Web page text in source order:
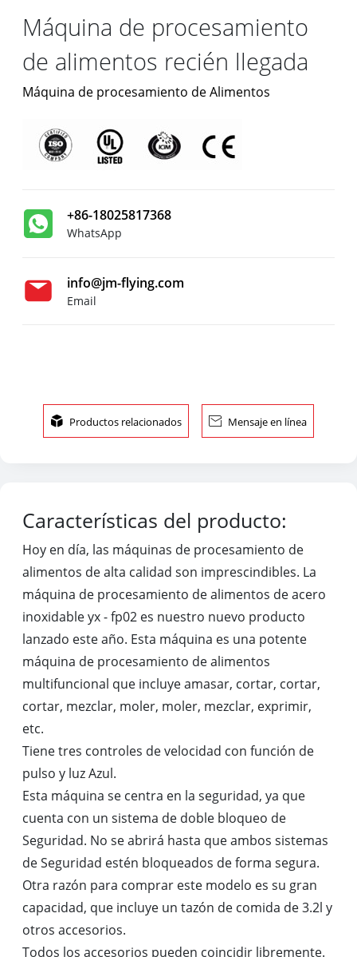
Máquina de procesamiento
de alimentos recién llegada
Máquina de procesamiento de Alimentos
+86-18025817368
WhatsApp
info@jm-flying.com
Email
 Productos relacionados  Mensaje en línea
Características del producto:
Hoy en día, las máquinas de procesamiento de
alimentos de alta calidad son imprescindibles. La
máquina de procesamiento de alimentos de acero
inoxidable yx - fp02 es nuestro nuevo producto
lanzado este año. Esta máquina es una potente
máquina de procesamiento de alimentos
multifuncional que incluye amasar, cortar, cortar,
cortar, mezclar, moler, moler, mezclar, exprimir,
etc.
Tiene tres controles de velocidad con función de
pulso y luz Azul.
Esta máquina se centra en la seguridad, ya que
cuenta con un sistema de doble bloqueo de
Seguridad. No se abrirá hasta que ambos sistemas
de Seguridad estén bloqueados de forma segura.
Otra razón para comprar este modelo es su gran
capacidad, que incluye un tazón de comida de 3.2l y
otros accesorios.
Todos los accesorios pueden coincidir libremente.